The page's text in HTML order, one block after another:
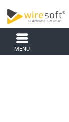
MENU